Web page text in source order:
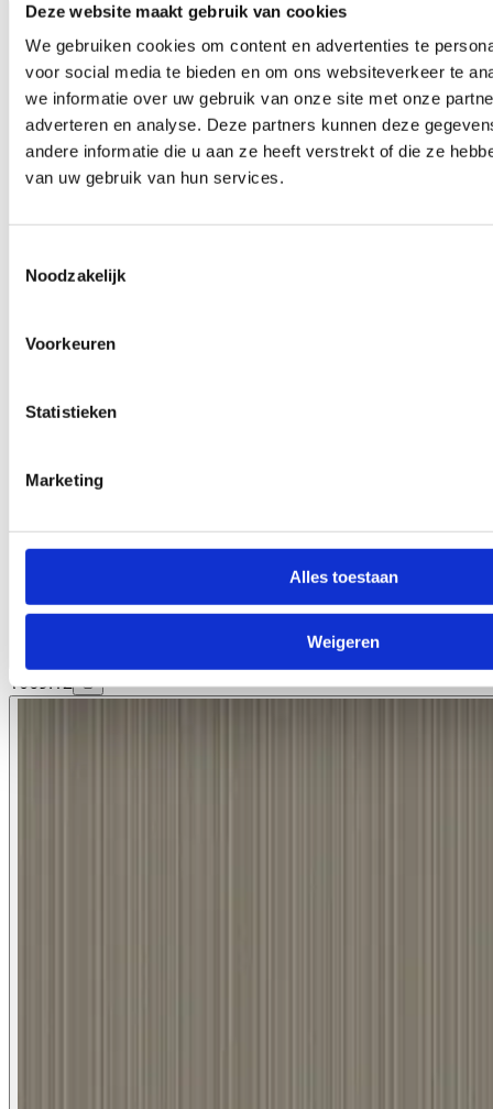
Deze website maakt gebruik van cookies
We gebruiken cookies om content en advertenties te
voor social media te bieden en om ons websiteverkeer te
we informatie over uw gebruik van onze site met onze
adverteren en analyse. Deze partners kunnen deze
andere informatie die u aan ze heeft verstrekt of die ze
van uw gebruik van hun services.
Noodzakelijk
Voorkeuren
Statistieken
Marketing
Alles toestaan
Weigeren
1069.12